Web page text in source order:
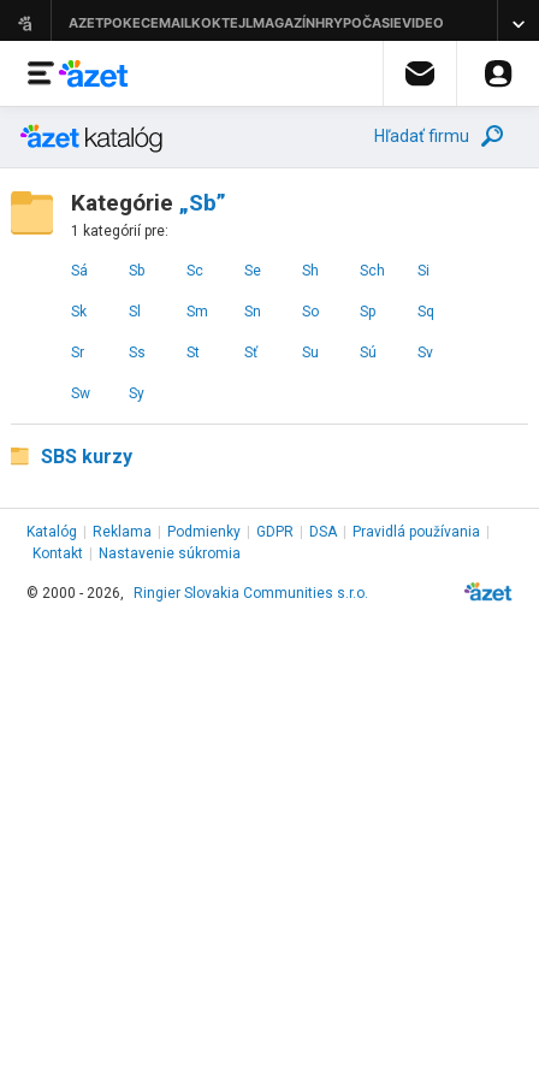
Hľadať firmu
Kategórie „Sb”
1 kategórií pre:
Sá Sb Sc Se Sh Sch Si
Sk Sl Sm Sn So Sp Sq
Sr Ss St Sť Su Sú Sv
Sw Sy
SBS kurzy
Katalóg Reklama Podmienky GDPR DSA Pravidlá používania
Kontakt
Nastavenie súkromia
© 2000 - 2026, Ringier Slovakia Communities s.r.o.